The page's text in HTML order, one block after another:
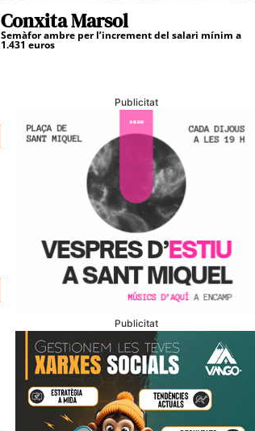
Conxita Marsol
Semàfor ambre per l’increment del salari mínim a
1.431 euros
Publicitat
Publicitat